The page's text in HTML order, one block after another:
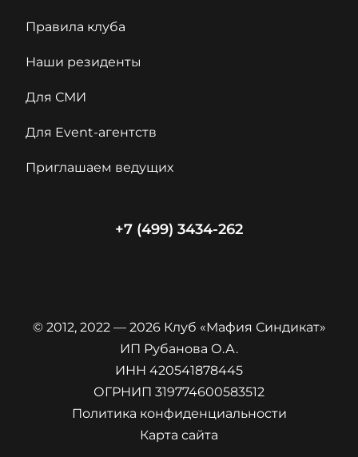
Правила клуба
Наши резиденты
Для СМИ
Для Event-агентств
Приглашаем ведущих
+7 (499) 3434-262
© 2012, 2022 — 2026 Клуб «Мафия Синдикат»
ИП Рубанова О.А.
ИНН 420541878445
ОГРНИП 319774600583512
Политика конфиденциальности
Карта сайта